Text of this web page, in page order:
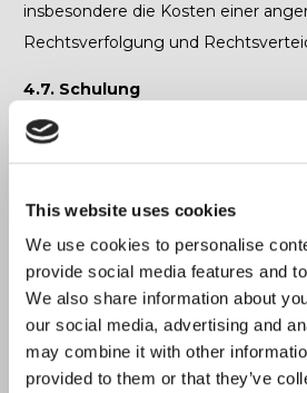
This website uses cookies
We use cookies to personalise
provide social media features and
We also share information about
our social media, advertising and
may combine it with other
provided to them or that they’ve
insbesondere die Kosten einer
Rechtsverfolgung und
4.7. Schulung
4.7.1.
Der Auftraggeber wird dafür
zur Nutzung der Software
und sich gegebenenfalls
ohne eine entsprechende
nicht nutzen.
4.8. Datenschutz